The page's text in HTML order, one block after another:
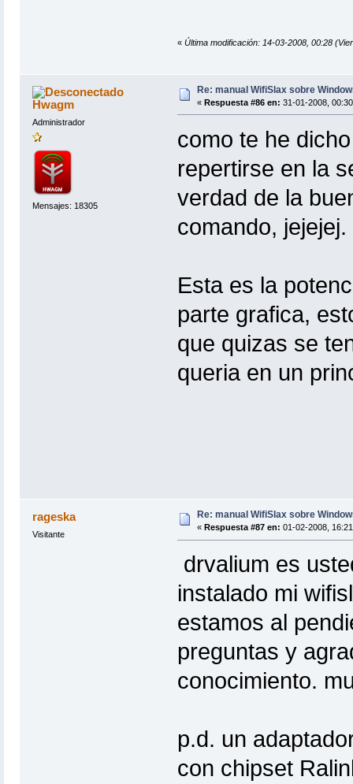
« Última modificación: 14-03-2008, 00:28
Hwagm
Administrador
Mensajes: 18305
Re: manual WifiSlax sobre
« Respuesta #86 en: 31-01-2008,
como te he
repertirse en la
verdad de la
comando, jejejej.
Esta es la
parte grafica,
que quizas se
queria en un
rageska
Visitante
Re: manual WifiSlax sobre
« Respuesta #87 en: 01-02-2008,
drvalium es
instalado mi
estamos al
preguntas y
conocimiento.
p.d. un
con chipset